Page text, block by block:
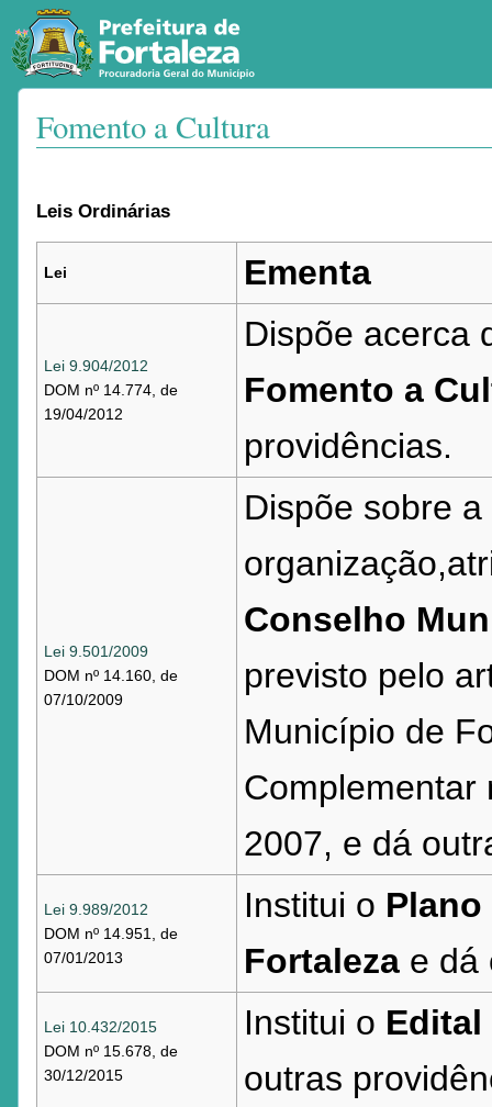
Fomento a Cultura
Ir para:navegação,pesquisa
Leis Ordinárias
Lei Ementa
Lei 9.904/2012
DOM nº 14.774, de
19/04/2012
Dispõe acerca
Fomento a
providências.
Lei 9.501/2009
DOM nº 14.160, de
07/10/2009
Dispõe sobre
Conselho
previsto pelo
Município de
Complementar
2007, e dá
Lei 9.989/2012
DOM nº 14.951, de
07/01/2013
Institui o
Fortalezae dá
Lei 10.432/2015
DOM nº 15.678, de
30/12/2015
Institui o Edital
outras